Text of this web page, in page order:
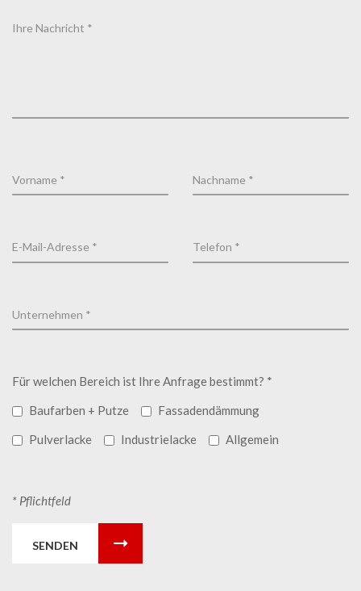
Für welchen Bereich ist Ihre Anfrage bestimmt? *
Baufarben + Putze
Fassadendämmung
Pulverlacke
Industrielacke Allgemein
* Pflichtfeld
SENDEN